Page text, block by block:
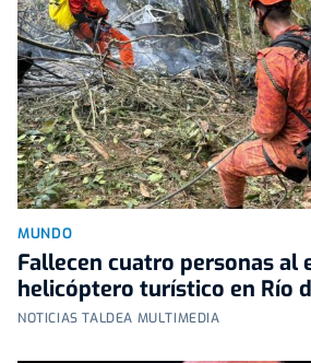
MUNDO
Fallecen cuatro personas al
helicóptero turístico en Río
NOTICIAS TALDEA MULTIMEDIA